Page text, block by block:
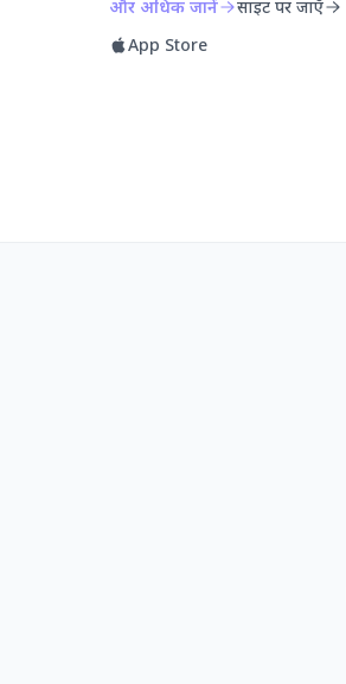
और अधिक जानें
साइट पर जाएँ
App Store